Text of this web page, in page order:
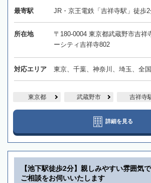
最寄駅 JR・京王電鉄「吉祥寺駅」徒歩2
所在地
〒180-0004 東京都武蔵野市吉
ーシティ吉祥寺802
対応エリア 東京、千葉、神奈川、埼玉、全
東京都 武蔵野市 吉祥寺
詳細を見る
【池下駅徒歩2分】親しみやすい雰囲気
ご相談をお伺いいたします